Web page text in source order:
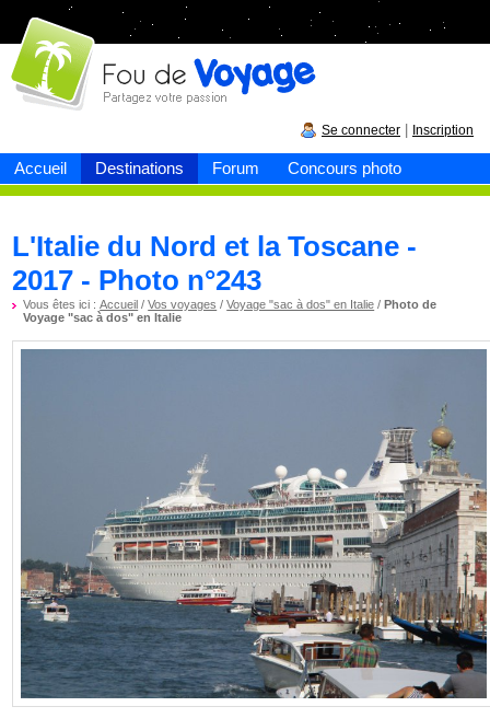
Accueil Destinations Forum Concours photo
Fou devoyage
Se connecter Inscription
L'Italie du Nord et la Toscane -
2017 - Photo n°243
Vous êtes ici :Accueil /Vos voyages /Voyage "sac à dos" en Italie /Photo de
Voyage "sac à dos" en Italie